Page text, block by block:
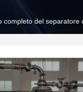
completo del